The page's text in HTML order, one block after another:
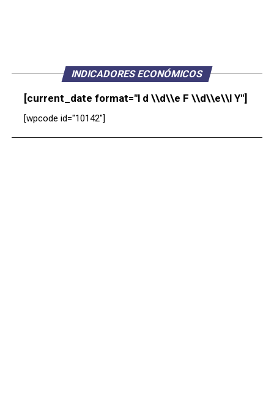
INDICADORES ECONÓMICOS
[current_date format="l d \\d\\e F \\d\\e\\l Y"]
[wpcode id="10142"]